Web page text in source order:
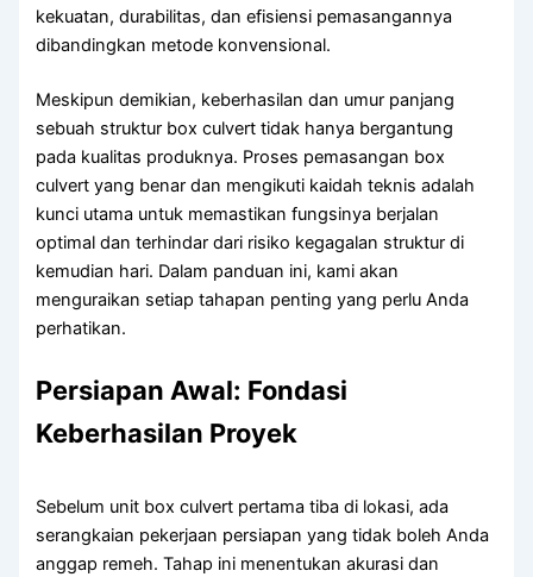
kekuatan, durabilitas, dan efisiensi pemasangannya
dibandingkan metode konvensional.
Meskipun demikian, keberhasilan dan umur panjang
sebuah struktur box culvert tidak hanya bergantung
pada kualitas produknya. Proses pemasangan box
culvert yang benar dan mengikuti kaidah teknis adalah
kunci utama untuk memastikan fungsinya berjalan
optimal dan terhindar dari risiko kegagalan struktur di
kemudian hari. Dalam panduan ini, kami akan
menguraikan setiap tahapan penting yang perlu Anda
perhatikan.
Persiapan Awal: Fondasi
Keberhasilan Proyek
Sebelum unit box culvert pertama tiba di lokasi, ada
serangkaian pekerjaan persiapan yang tidak boleh Anda
anggap remeh. Tahap ini menentukan akurasi dan